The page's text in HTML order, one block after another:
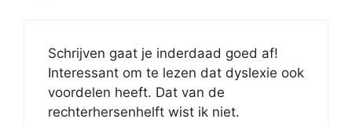
Schrijven gaat je inderdaad goed af!
Interessant om te lezen dat dyslexie ook
voordelen heeft. Dat van de
rechterhersenhelft wist ik niet.